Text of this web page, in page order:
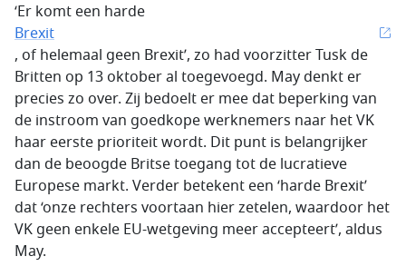
‘Er komt een harde
Brexit
, of helemaal geen Brexit’, zo had voorzitter Tusk de
Britten op 13 oktober al toegevoegd. May denkt er
precies zo over. Zij bedoelt er mee dat beperking van
de instroom van goedkope werknemers naar het VK
haar eerste prioriteit wordt. Dit punt is belangrijker
dan de beoogde Britse toegang tot de lucratieve
Europese markt. Verder betekent een ‘harde Brexit’
dat ‘onze rechters voortaan hier zetelen, waardoor het
VK geen enkele EU-wetgeving meer accepteert’, aldus
May.